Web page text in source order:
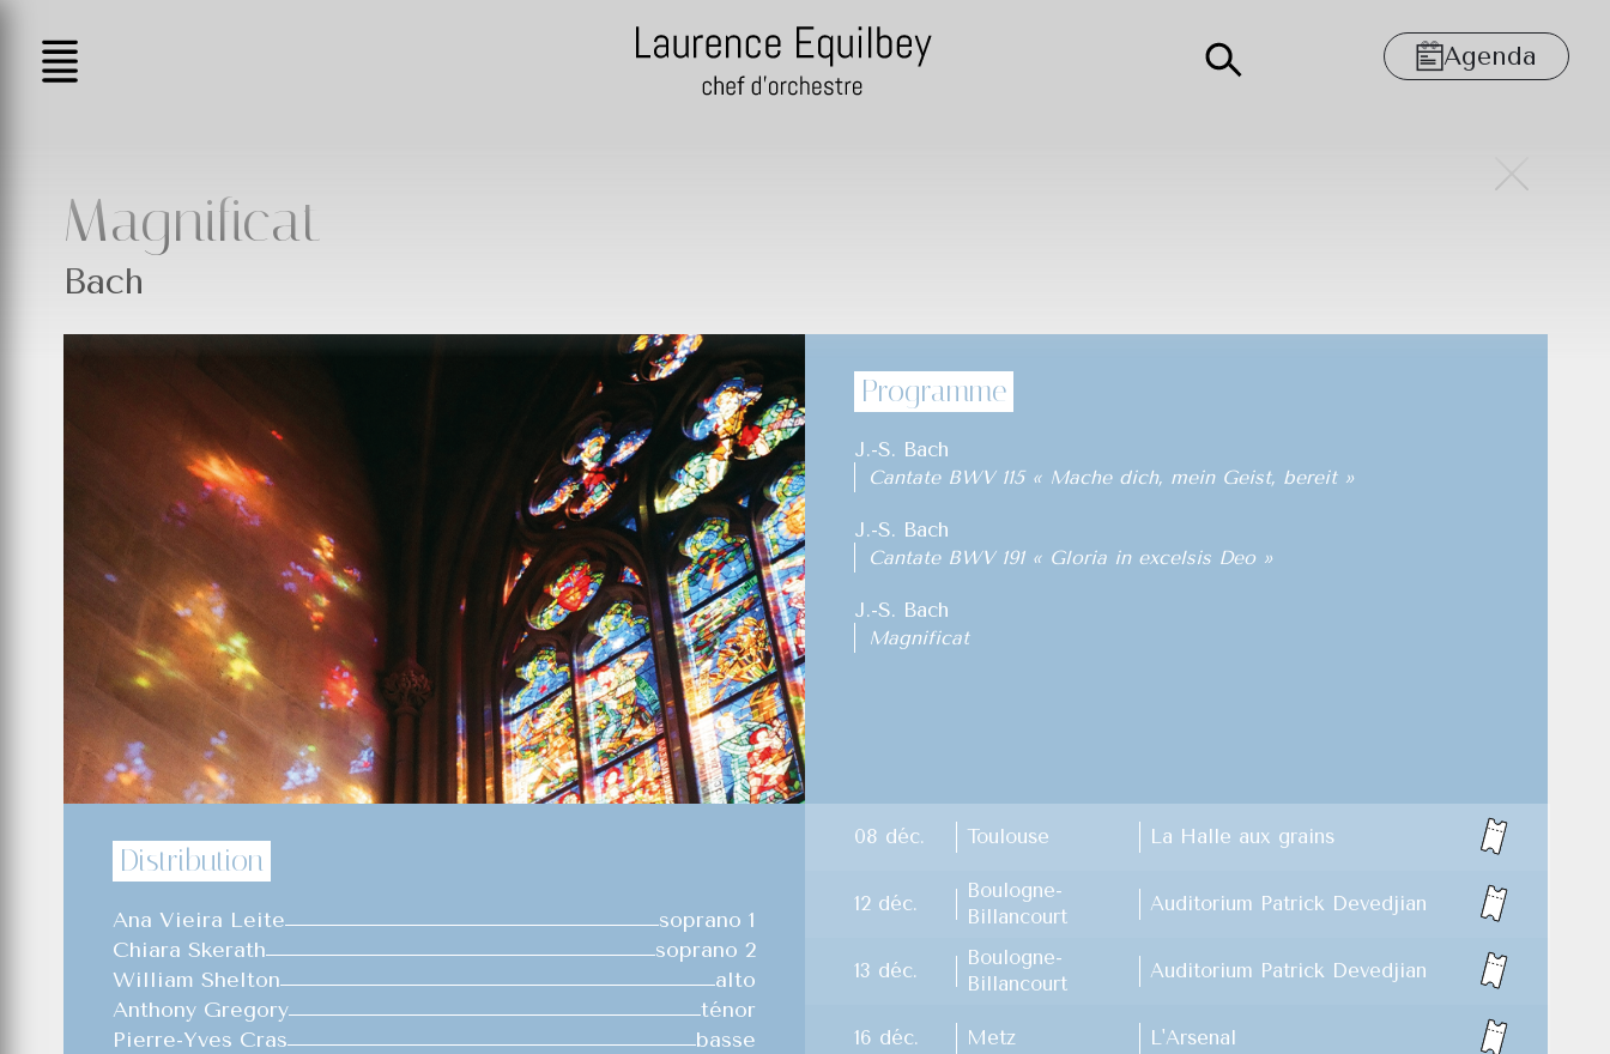
Agenda
Magnificat
Bach
Programme
J.-S. Bach
Cantate BWV 115 « Mache dich, mein Geist, bereit »
J.-S. Bach
Cantate BWV 191 « Gloria in excelsis Deo »
J.-S. Bach
Magnificat
Distribution
Ana Vieira Leite
soprano 1
Chiara Skerath
soprano 2
William Shelton
alto
Anthony Gregory
ténor
Pierre-Yves Cras
basse
08 déc. Toulouse La Halle aux grains
12 déc.
Boulogne-
Billancourt
Auditorium Patrick Devedjian
13 déc.
Boulogne-
Billancourt
Auditorium Patrick Devedjian
16 déc. Metz L'Arsenal